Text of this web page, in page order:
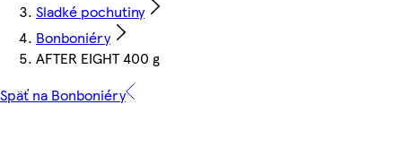
Sladké pochutiny
Bonboniéry
AFTER EIGHT 400 g
Späť na Bonboniéry